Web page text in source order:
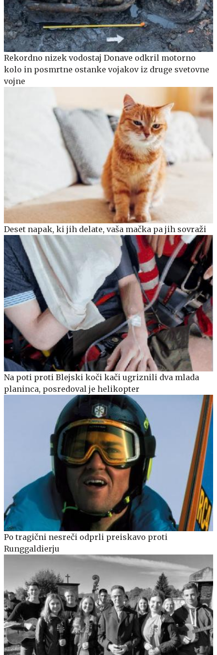
Rekordno nizek vodostaj Donave odkril motorno
kolo in posmrtne ostanke vojakov iz druge svetovne
vojne
Deset napak, ki jih delate, vaša mačka pa jih sovraži
Na poti proti Blejski koči kači ugriznili dva mlada
planinca, posredoval je helikopter
Po tragični nesreči odprli preiskavo proti
Runggaldierju